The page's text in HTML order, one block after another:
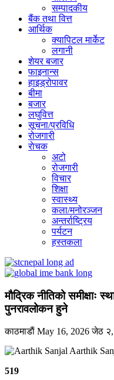
सम्पादकीय
बैंक तथा वित्त
आर्थिक
क्यापिटल मार्केट
लगानी
शेयर बजार
फाइनान्स
हाइड्रोपावर
बीमा
बजार
लघुवित्त
सूचना/प्रविधि
रोजगारी
राेचक
अटो
रोजगारी
विचार
शिक्षा
स्वास्थ्य
कला/मनोरञ्जन
अन्तर्राष्ट्रिय
पर्यटन
हस्तकला
मौद्रिक नीतिको समीक्षाः
पुनरावलोकन हुने
काठमाडाैं May 16, 2026जेठ
Aarthik
519